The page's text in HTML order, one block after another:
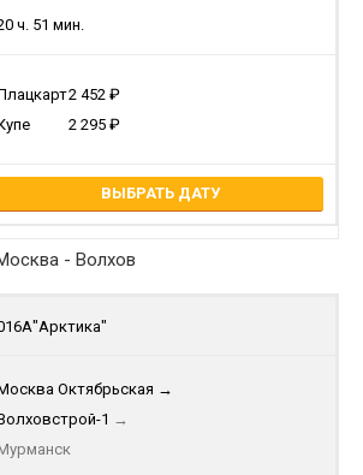
ч. 51 мин.
2 452
2 295
ВЫБРАТЬ ДАТУ
- Волхов
"Арктика"
Октябрьская →
1 →